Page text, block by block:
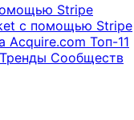
Stripe
с помощью Stripe
Acquire.com Топ-11
Тренды Сообществ